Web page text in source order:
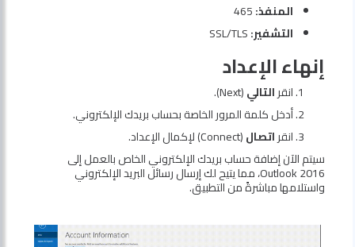
المنفذ:
التشفير:
إنهاء الإعداد
انقرالتالي(Next).
أدخل كلمة المرور الخاصة بحساب بريدك الإلكتروني.
انقراتصال(Connect) لإكمال الإعداد.
سيتم الآن إضافة حساب بريدك الإلكتروني الخاص بالعمل إلى
Outlook 2016، مما يتيح لك إرسال رسائل البريد الإلكتروني
واستلامها مباشرةً من التطبيق.